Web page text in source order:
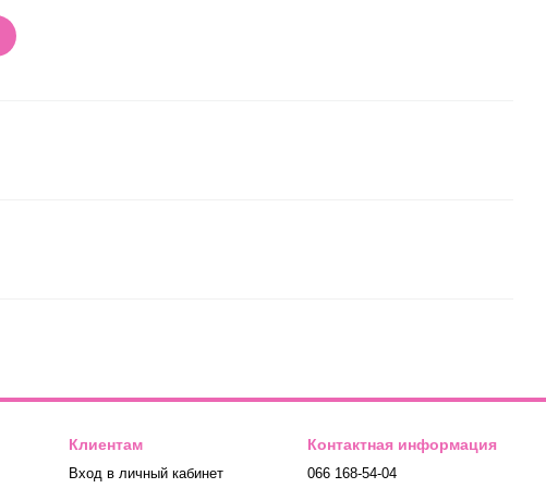
Клиентам
Вход в личный кабинет
Контактная информация
066 168-54-04